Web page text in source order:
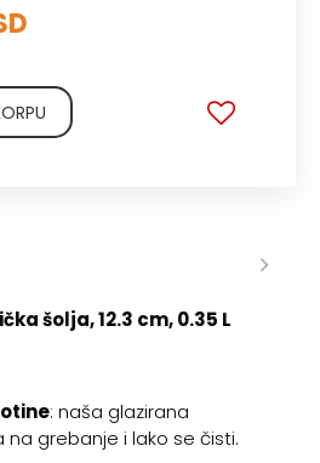
šolja, 12.3 cm, 0.35 L
: naša glazirana
grebanje i lako se čisti.